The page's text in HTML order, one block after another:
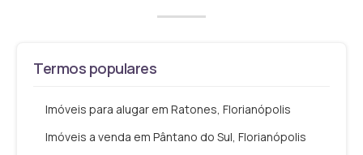
Termos populares
Imóveis para alugar em Ratones, Florianópolis
Imóveis a venda em Pântano do Sul, Florianópolis